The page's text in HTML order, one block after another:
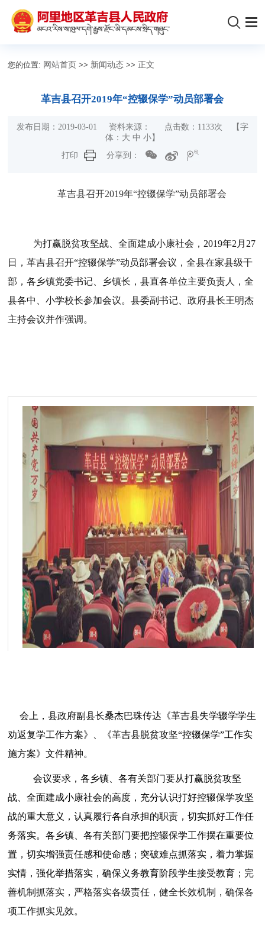
您的位置: 网站首页 >> 新闻动态 >> 正文
革吉县召开2019年“控辍保学”动员部署会
发布日期：2019-03-01 资料来源： 点击数： 1133次
【字
体： 大 中 小】
打印
分享到：
革吉县召开2019年“控辍保学”动员部署会
为打赢脱贫攻坚战、全面建成小康社会， 2019年2 月 27
日，革吉县召开“控辍保学”动员部署会议，全县在家县级干
部，各乡镇党委书记、乡镇长，县直各单位主要负责人，全
县各中、小学校长参加会议。县委副书记、政府县长王明杰
主持会议并作强调。
会上，县政府副县长桑杰巴珠传达《革吉县失学辍学学生
劝返复学工作方案》、《革吉县脱贫攻坚“控辍保学”工作实
施方案》文件精神。
会议要求，各乡镇、各有关部门要从打赢脱贫攻坚
战、全面建成小康社会的高度，充分认识打好控辍保学攻坚
战的重大意义，认真履行各自承担的职责，切实抓好工作任
务落实。各乡镇、各有关部门要把控辍保学工作摆在重要位
置，切实增强责任感和使命感；突破难点抓落实，着力掌握
实情，强化举措落实，确保义务教育阶段学生接受教育； 完
善机制抓落实，严格落实各级责任，健全长效机制，确保各
项工作抓实见效。